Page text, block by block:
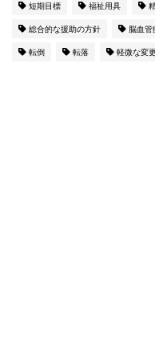
短期目標 福祉用具
総合的な援助の方針 脳血管
転倒 転落 軽微な変